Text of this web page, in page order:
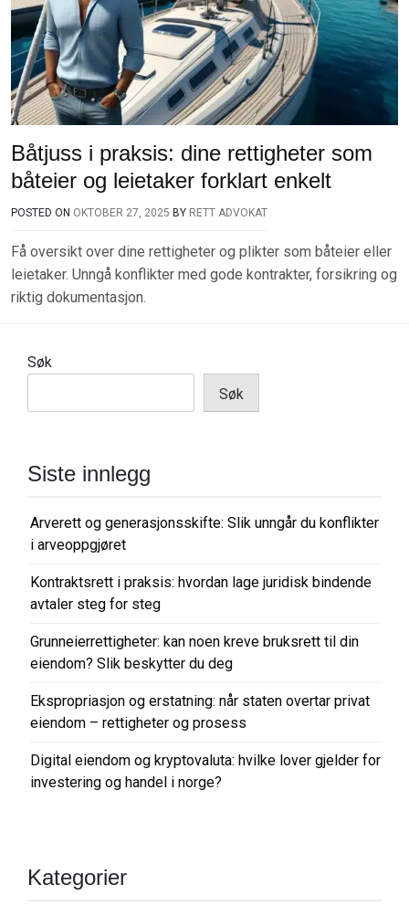
Båtjuss i praksis: dine rettigheter som
båteier og leietaker forklart enkelt
POSTED ON OKTOBER 27, 2025 BY RETT ADVOKAT
Få oversikt over dine rettigheter og plikter som båteier eller
leietaker. Unngå konflikter med gode kontrakter, forsikring og
riktig dokumentasjon.
Søk
Søk
Siste innlegg
Arverett og generasjonsskifte: Slik unngår du konflikter
i arveoppgjøret
Kontraktsrett i praksis: hvordan lage juridisk bindende
avtaler steg for steg
Grunneierrettigheter: kan noen kreve bruksrett til din
eiendom? Slik beskytter du deg
Ekspropriasjon og erstatning: når staten overtar privat
eiendom – rettigheter og prosess
Digital eiendom og kryptovaluta: hvilke lover gjelder for
investering og handel i norge?
Kategorier